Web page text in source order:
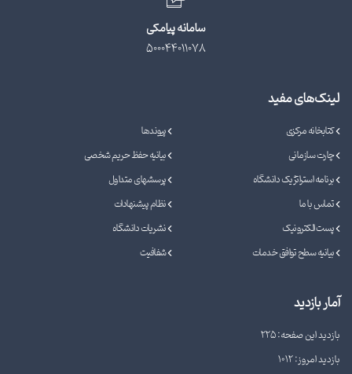
سامانه پیامکی
500044011078
لینک‌های مفید
کتابخانه مرکزی
پیوندها
چارت سازمانی
بیانیه حفظ حریم شخصی
برنامه استراتژیک دانشگاه
پرسشهای متداول
تماس با ما
نظام پیشنهادات
پست الکترونیک
نشریات دانشگاه
بیانیه سطح توافق خدمات
شفافیت
آمار بازدید
بازدید این صفحه: 225
بازدید امروز: 1012